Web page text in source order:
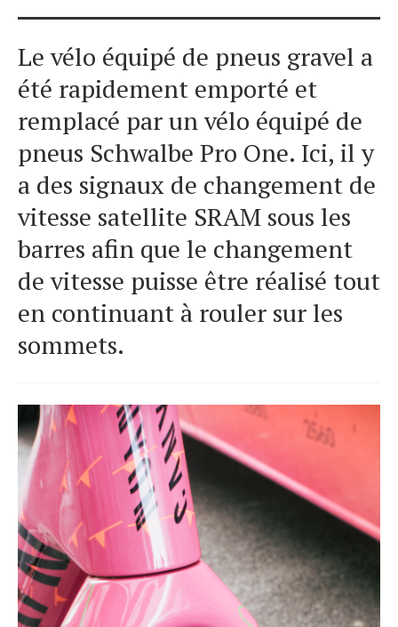
Le vélo équipé de pneus gravel a
été rapidement emporté et
remplacé par un vélo équipé de
pneus Schwalbe Pro One. Ici, il y
a des signaux de changement de
vitesse satellite SRAM sous les
barres afin que le changement
de vitesse puisse être réalisé tout
en continuant à rouler sur les
sommets.
Actualités
Technologies
Tests de produits
Conseils
Tendances
Tous nos articles
À propos